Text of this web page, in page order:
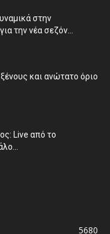
στην
την νέα σεζόν...
και ανώτατο όριο
Live από το
5680